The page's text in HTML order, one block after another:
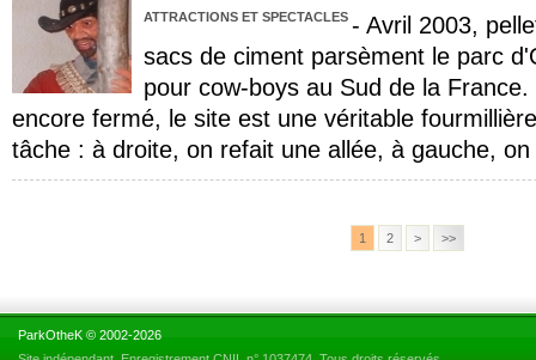
ATTRACTIONS ET SPECTACLES - Avril 2003,
sacs de ciment parsèment le parc
pour cow-boys au Sud de la
encore fermé, le site est une véritable
tâche : à droite, on refait une allée, à gauche,
1 2 > >>
ParkOtheK © 2002-2026